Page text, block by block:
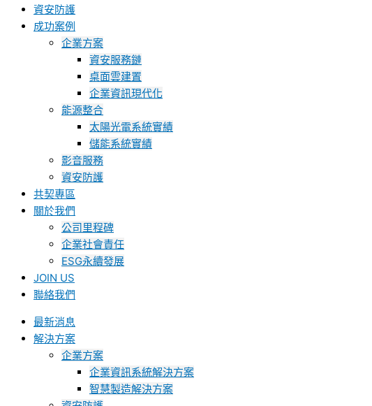
資安防護
成功案例
企業方案
資安服務鏈
桌面雲建置
企業資訊現代化
能源整合
太陽光電系統實績
儲能系統實績
影音服務
資安防護
共契專區
關於我們
公司里程碑
企業社會責任
ESG永續發展
JOIN US
聯絡我們
最新消息
解決方案
企業方案
企業資訊系統解決方案
智慧製造解決方案